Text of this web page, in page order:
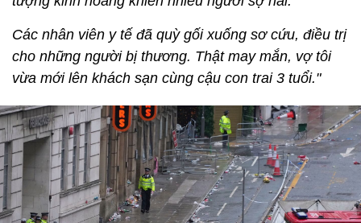
Các nhân viên y tế đã quỳ gối xuống sơ cứu, điều trị
cho những người bị thương. Thật may mắn, vợ tôi
vừa mới lên khách sạn cùng cậu con trai 3 tuổi."